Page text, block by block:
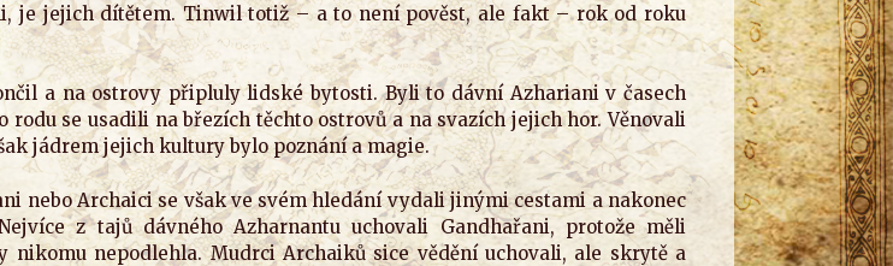
je jejich dítětem. Tinwil totiž – a to není pověst, ale fakt – rok od roku
a na ostrovy připluly lidské bytosti. Byli to dávní Azhariani v časech
rodu se usadili na březích těchto ostrovů a na svazích jejich hor. Věnovali
jádrem jejich kultury bylo poznání a magie.
nebo Archaici se však ve svém hledání vydali jinými cestami a nakonec
z tajů dávného Azharnantu uchovali Gandhařani, protože měli
nepodlehla. Mudrci Archaiků sice vědění uchovali, ale skrytě a